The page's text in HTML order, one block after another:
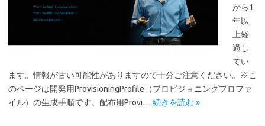
から1
年以
上経
過し
てい
ます。情報が古い可能性がありますので十分ご注意ください。※こ
のページは開発用ProvisioningProfile（プロビジョニングプロファ
イル）の生成手順です。配布用Provi… 続きを読む »